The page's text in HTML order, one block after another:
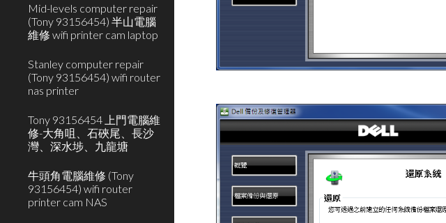
Mid-levels computer repair
(Tony 93156454) 半山電腦
維修 wifi printer cam laptop
Stanley computer repair
(Tony 93156454) wifi router
nas printer
Tony 93156454 上門電腦維
修-大角咀、石硤尾、長沙
灣、深水埗、九龍塘
牛頭角電腦維修 (Tony
93156454) wifi router
printer cam NAS